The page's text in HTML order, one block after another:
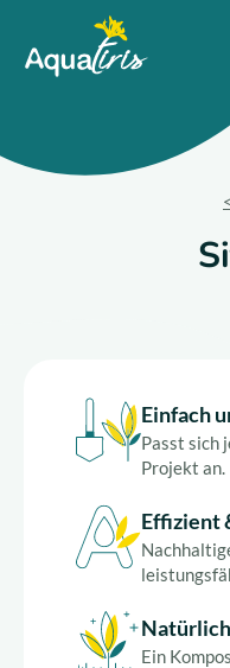
Über uns
Unsere Produkte
Kontaktieren Sie uns
Einfach
Passt sich
Projekt an.
Effizient
Ein